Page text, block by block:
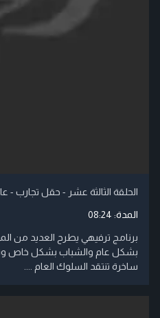
الحلقة الثالثة عشر - حقل تجارب -
المدة: 08:24
برنامج ترفيهي يطرح العديد من
بشكل عام والشباب بشكل خاص
ساخرة تنتقد السلوك العام ....